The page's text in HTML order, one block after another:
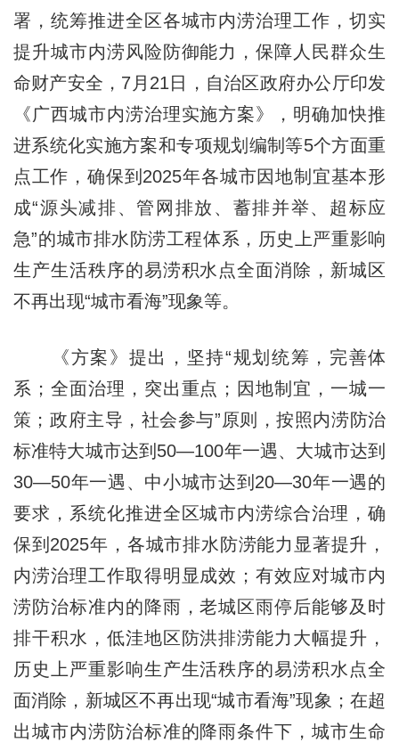
署，统筹推进全区各城市内涝治理工作，切实
提升城市内涝风险防御能力，保障人民群众生
命财产安全，7月21日，自治区政府办公厅印发
《广西城市内涝治理实施方案》，明确加快推
进系统化实施方案和专项规划编制等5个方面重
点工作，确保到2025年各城市因地制宜基本形
成“源头减排、管网排放、蓄排并举、超标应
急”的城市排水防涝工程体系，历史上严重影响
生产生活秩序的易涝积水点全面消除，新城区
不再出现“城市看海”现象等。
《方案》提出，坚持“规划统筹，完善体
系；全面治理，突出重点；因地制宜，一城一
策；政府主导，社会参与”原则，按照内涝防治
标准特大城市达到50—100年一遇、大城市达到
30—50年一遇、中小城市达到20—30年一遇的
要求，系统化推进全区城市内涝综合治理，确
保到2025年，各城市排水防涝能力显著提升，
内涝治理工作取得明显成效；有效应对城市内
涝防治标准内的降雨，老城区雨停后能够及时
排干积水，低洼地区防洪排涝能力大幅提升，
历史上严重影响生产生活秩序的易涝积水点全
面消除，新城区不再出现“城市看海”现象；在超
出城市内涝防治标准的降雨条件下，城市生命